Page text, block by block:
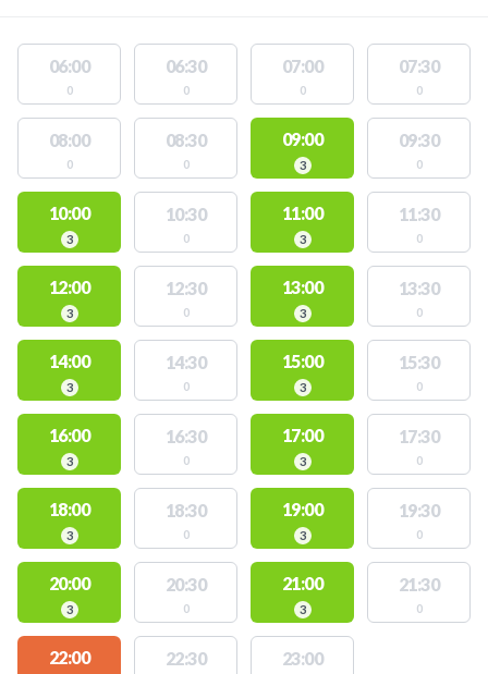
06:00
0
06:30
0
07:00
0
07:30
0
08:00
0
08:30
0
09:00
3
09:30
0
10:00
3
10:30
0
11:00
3
11:30
0
12:00
3
12:30
0
13:00
3
13:30
0
14:00
3
14:30
0
15:00
3
15:30
0
16:00
3
16:30
0
17:00
3
17:30
0
18:00
3
18:30
0
19:00
3
19:30
0
20:00
3
20:30
0
21:00
3
21:30
0
22:00 22:30 23:00